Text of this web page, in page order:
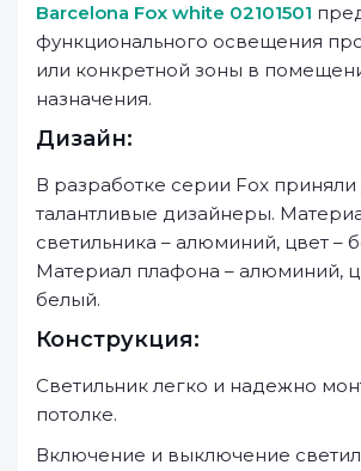
Barcelona Fox white 02101501
функционального освещения
или конкретной зоны в
назначения.
Дизайн:
В разработке серии Fox приняли
талантливые дизайнеры.
светильника – алюминий, цвет –
Материал плафона – алюминий,
белый.
Конструкция:
Светильник легко и надежно
потолке.
Включение и выключение